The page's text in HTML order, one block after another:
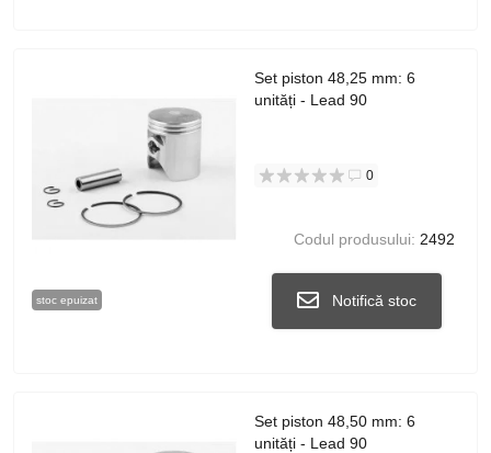
stoc epuizat
Set piston 48,25 mm: 6
unități - Lead 90
0
Codul produsului: 2492
Notifică stoc
Set piston 48,50 mm: 6
unități - Lead 90